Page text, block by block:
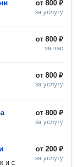
от 800 ₽
за услугу
от 800 ₽
за час
от 800 ₽
за услугу
от 800 ₽
за услугу
от 200 ₽
за услугу
и с